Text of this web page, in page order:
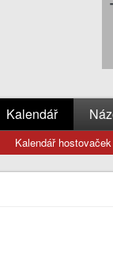
Kalendář
Kalendář hostovaček